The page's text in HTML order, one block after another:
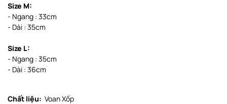
Size M:
- Ngang : 33cm
- Dài : 35cm
Size L:
- Ngang : 35cm
- Dài : 36cm
Chất liệu: Voan Xốp